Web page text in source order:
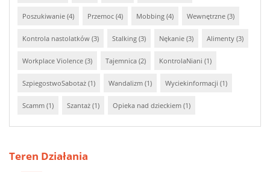
Poszukiwanie (4) Przemoc (4) Mobbing (4) Wewnętrzne (3)
Kontrola nastolatków (3) Stalking (3) Nękanie (3) Alimenty (3)
Workplace Violence (3) Tajemnica (2) KontrolaNiani (1)
SzpiegostwoSabotaż (1) Wandalizm (1) Wyciekinformacji (1)
Scamm (1) Szantaż (1) Opieka nad dzieckiem (1)
Teren Działania